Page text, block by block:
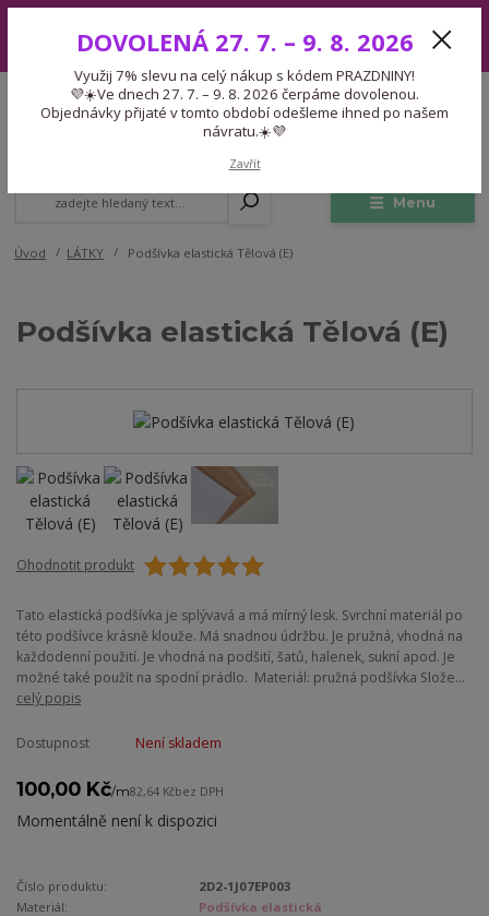
7. – 9. 8. 2026 čerpáme dovolenou. Objednávky přijaté v tomto období
odešleme ihned po našem návratu.☀️💜
Menu
CZK
Expedice 775 866 913
Po-Čt 9-15:30 Pá 9-14:30 Pauza 13-13:45
Úvod LÁTKY Podšívka elastická Tělová (E)
Podšívka elastická Tělová (E)
Ohodnotit produkt
Tato elastická podšívka je splývavá a má mírný lesk. Svrchní materiál po
této podšívce krásně klouže. Má snadnou údržbu. Je pružná, vhodná na
každodenní použití. Je vhodná na podšití, šatů, halenek, sukní apod. Je
možné také použít na spodní prádlo. Materiál: pružná podšívka Slože...
celý popis
Dostupnost Není skladem
100,00 Kč/m82,64 Kčbez DPH
Momentálně není k dispozici
Číslo produktu:
2D2-1J07EP003
Materiál:
Podšívka elastická
DOVOLENÁ 27. 7. – 9. 8. 2026
Využij 7% slevu na celý nákup s kódem PRAZDNINY!
💜☀️Ve dnech 27. 7. – 9. 8. 2026 čerpáme dovolenou.
Objednávky přijaté v tomto období odešleme ihned po našem
návratu.☀️💜
Zavřít